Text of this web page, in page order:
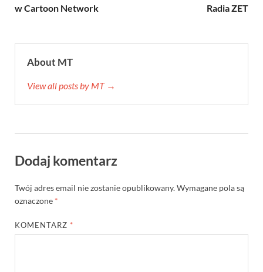
w Cartoon Network
Radia ZET
About MT
View all posts by MT →
Dodaj komentarz
Twój adres email nie zostanie opublikowany.Wymagane pola są
oznaczone *
KOMENTARZ *